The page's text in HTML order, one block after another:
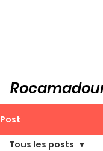
Post
Tous les posts